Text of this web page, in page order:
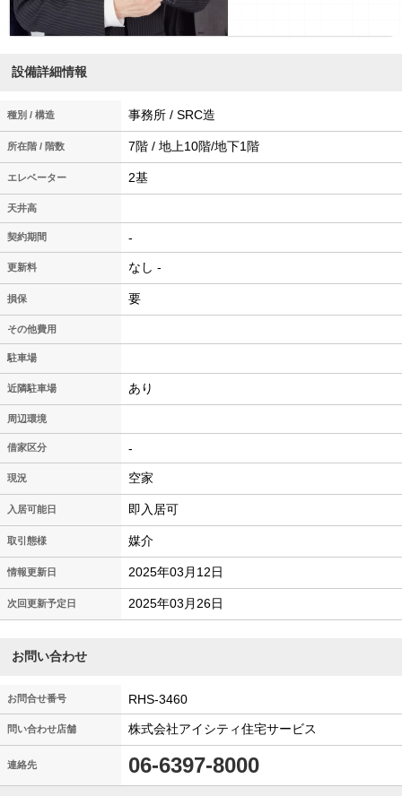
設備詳細情報
種別 / 構造 事務所 / SRC造
所在階 / 階数 7階 / 地上10階/地下1階
エレベーター 2基
天井高
契約期間 -
更新料 なし -
損保 要
その他費用
駐車場
近隣駐車場 あり
周辺環境
借家区分 -
現況 空家
入居可能日 即入居可
取引態様 媒介
情報更新日 2025年03月12日
次回更新予定日 2025年03月26日
お問い合わせ
お問合せ番号 RHS-3460
問い合わせ店舗 株式会社アイシティ住宅サービス
連絡先 06-6397-8000